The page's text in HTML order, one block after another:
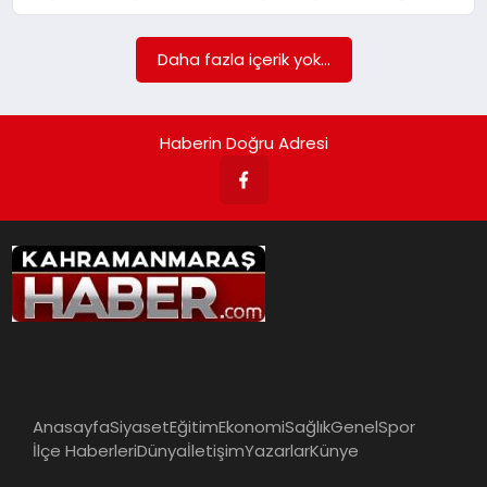
YAZARLAR
KÜNYE
Daha fazla içerik yok...
Haberin Doğru Adresi
AnasayfaSiyasetEğitimEkonomiSağlıkGenelSpor
İlçe HaberleriDünyaİletişimYazarlarKünye